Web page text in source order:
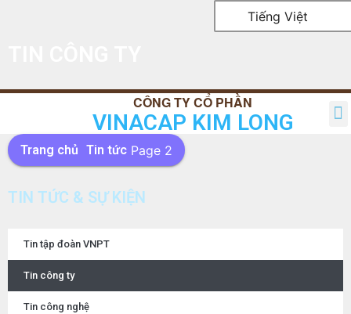
Tiếng Việt
VINACAP KIM LONG
Trang chủ Tin tức Page 2
TIN TỨC & SỰ KIỆN
Tin tập đoàn VNPT
Tin công ty
Tin công nghệ